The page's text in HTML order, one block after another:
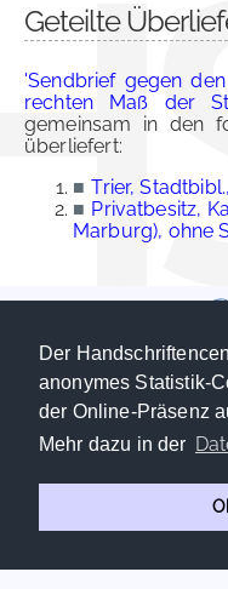
Der
anonymes Statistik-
der Online-Präsenz
Mehr dazu in der
Geteilte
'Sendbrief gegen
rechten Maß der
gemeinsam in den
überliefert:
■ Trier,
■ Privatbesitz,
Marburg), ohne